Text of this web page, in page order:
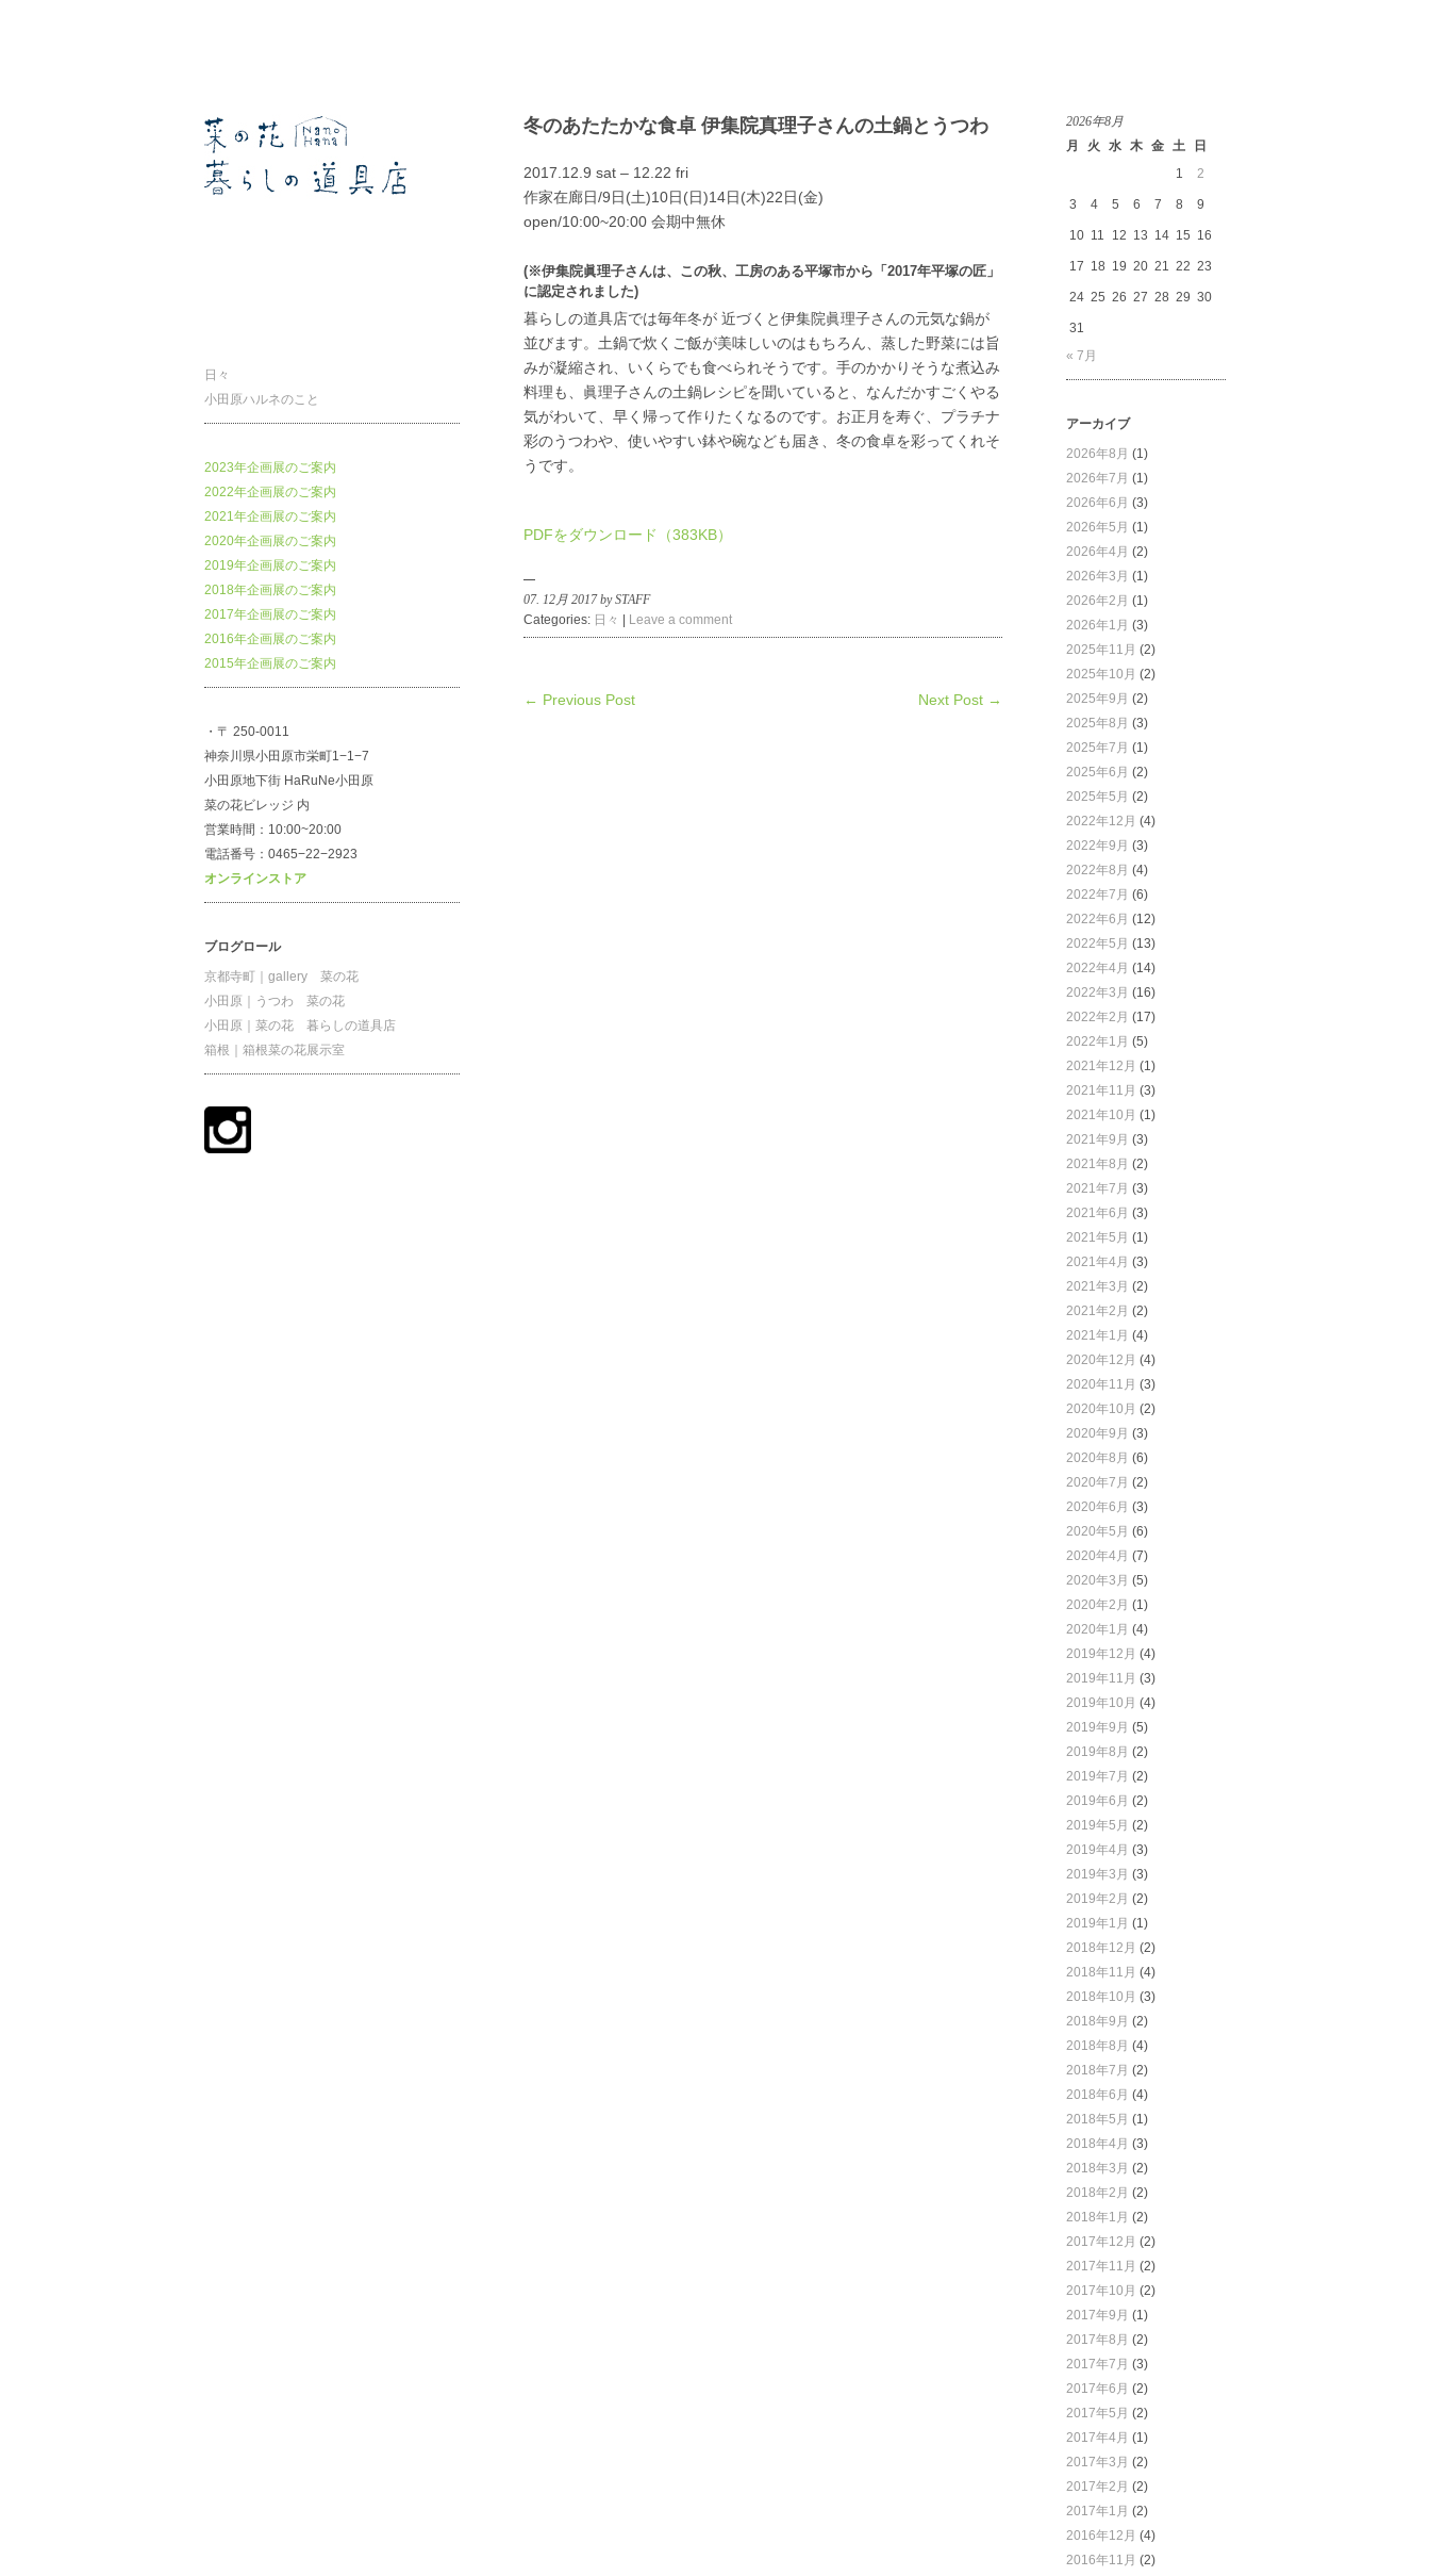
日々
小田原ハルネのこと
2023年企画展のご案内
2022年企画展のご案内
2021年企画展のご案内
2020年企画展のご案内
2019年企画展のご案内
2018年企画展のご案内
2017年企画展のご案内
2016年企画展のご案内
2015年企画展のご案内
・〒 250-0011
神奈川県小田原市栄町1−1−7
小田原地下街 HaRuNe小田原
菜の花ビレッジ 内
営業時間：10:00~20:00
電話番号：0465−22−2923
オンラインストア
ブログロール
京都寺町｜gallery 菜の花
小田原｜うつわ 菜の花
小田原｜菜の花 暮らしの道具店
箱根｜箱根菜の花展示室
冬のあたたかな食卓 伊集院真理子さんの土鍋とうつわ
2017.12.9 sat – 12.22 fri
作家在廊日/9日(土)10日(日)14日(木)22日(金)
open/10:00~20:00 会期中無休
(※伊集院眞理子さんは、この秋、工房のある平塚市から「2017年平塚の匠」
に認定されました)
暮らしの道具店では毎年冬が 近づくと伊集院眞理子さんの元気な鍋が
並びます。土鍋で炊くご飯が美味しいのはもちろん、蒸した野菜には旨
みが凝縮され、いくらでも食べられそうです。手のかかりそうな煮込み
料理も、眞理子さんの土鍋レシピを聞いていると、なんだかすごくやる
気がわいて、早く帰って作りたくなるのです。お正月を寿ぐ、プラチナ
彩のうつわや、使いやすい鉢や碗なども届き、冬の食卓を彩ってくれそ
うです。
PDFをダウンロード（383KB）
07. 12月 2017 by STAFF
Categories: 日々 Leave a comment
← Previous Post Next Post →
2026年8月
月
火 水 木 金 土
日
1
2
3 4 5 6 7 8 9
10 11 12 13 14 15 16
17 18 19 20 21 22 23
24 25 26 27 28 29 30
31
« 7月
アーカイブ
2026年8月 (1)
2026年7月 (1)
2026年6月 (3)
2026年5月 (1)
2026年4月 (2)
2026年3月 (1)
2026年2月 (1)
2026年1月 (3)
2025年11月 (2)
2025年10月 (2)
2025年9月 (2)
2025年8月 (3)
2025年7月 (1)
2025年6月 (2)
2025年5月 (2)
2022年12月 (4)
2022年9月 (3)
2022年8月 (4)
2022年7月 (6)
2022年6月 (12)
2022年5月 (13)
2022年4月 (14)
2022年3月 (16)
2022年2月 (17)
2022年1月 (5)
2021年12月 (1)
2021年11月 (3)
2021年10月 (1)
2021年9月 (3)
2021年8月 (2)
2021年7月 (3)
2021年6月 (3)
2021年5月 (1)
2021年4月 (3)
2021年3月 (2)
2021年2月 (2)
2021年1月 (4)
2020年12月 (4)
2020年11月 (3)
2020年10月 (2)
2020年9月 (3)
2020年8月 (6)
2020年7月 (2)
2020年6月 (3)
2020年5月 (6)
2020年4月 (7)
2020年3月 (5)
2020年2月 (1)
2020年1月 (4)
2019年12月 (4)
2019年11月 (3)
2019年10月 (4)
2019年9月 (5)
2019年8月 (2)
2019年7月 (2)
2019年6月 (2)
2019年5月 (2)
2019年4月 (3)
2019年3月 (3)
2019年2月 (2)
2019年1月 (1)
2018年12月 (2)
2018年11月 (4)
2018年10月 (3)
2018年9月 (2)
2018年8月 (4)
2018年7月 (2)
2018年6月 (4)
2018年5月 (1)
2018年4月 (3)
2018年3月 (2)
2018年2月 (2)
2018年1月 (2)
2017年12月 (2)
2017年11月 (2)
2017年10月 (2)
2017年9月 (1)
2017年8月 (2)
2017年7月 (3)
2017年6月 (2)
2017年5月 (2)
2017年4月 (1)
2017年3月 (2)
2017年2月 (2)
2017年1月 (2)
2016年12月 (4)
2016年11月 (2)